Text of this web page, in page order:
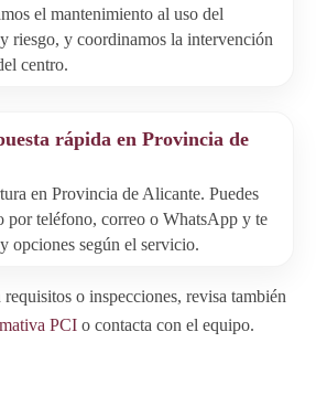
el mantenimiento al uso del
riesgo, y coordinamos la intervención
centro.
rápida en Provincia de
en Provincia de Alicante. Puedes
por teléfono, correo o WhatsApp y te
opciones según el servicio.
requisitos o inspecciones, revisa también
PCI o contacta con el equipo.